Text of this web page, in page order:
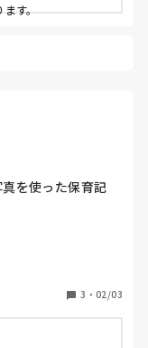
ます。
、あまり参考には
は、私の周りでも
を使った保育記
が、みなさんの園
いますか？
3 ・ 02/03